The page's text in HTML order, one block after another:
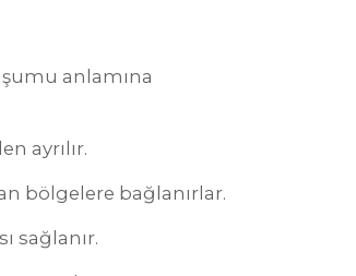
anlamına
ayrılır.
bölgelere bağlanırlar.
sağlanır.